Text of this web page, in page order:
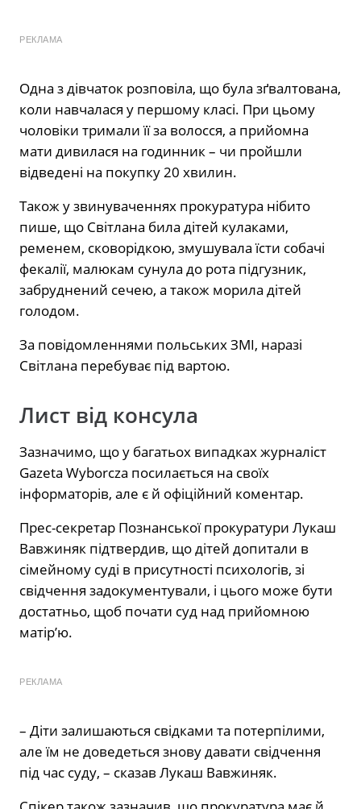
РЕКЛАМА
Одна з дівчаток розповіла, що була зґвалтована,
коли навчалася у першому класі. При цьому
чоловіки тримали її за волосся, а прийомна
мати дивилася на годинник – чи пройшли
відведені на покупку 20 хвилин.
Також у звинуваченнях прокуратура нібито
пише, що Світлана била дітей кулаками,
ременем, сковорідкою, змушувала їсти собачі
фекалії, малюкам сунула до рота підгузник,
забруднений сечею, а також морила дітей
голодом.
За повідомленнями польських ЗМІ, наразі
Світлана перебуває під вартою.
Лист від консула
Зазначимо, що у багатьох випадках журналіст
Gazeta Wyborcza посилається на своїх
інформаторів, але є й офіційний коментар.
Прес-секретар Познанської прокуратури Лукаш
Вавжиняк підтвердив, що дітей допитали в
сімейному суді в присутності психологів, зі
свідчення задокументували, і цього може бути
достатньо, щоб почати суд над прийомною
матір’ю.
РЕКЛАМА
– Діти залишаються свідками та потерпілими,
але їм не доведеться знову давати свідчення
під час суду, – сказав Лукаш Вавжиняк.